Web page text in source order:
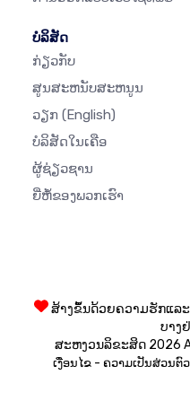
ບໍລິສັດ
ກ່ຽວກັບ
ສູນສະຫນັບສະຫນູນ
ວຽກ (English)
ບໍລິສັດໃນເຄືອ
ຜູ້ຊ່ຽວຊານ
ຍີ່ຫໍ້ຂອງພວກເຮົາ
ສ້າງຂຶ້ນດ້ວຍຄວາມຮັກແລະ
ບາງ
ສະຫງວນລິຂະສິດ 2026
ເງື່ອນໄຂ - ຄວາມເປັນສ່ວນຕົວ